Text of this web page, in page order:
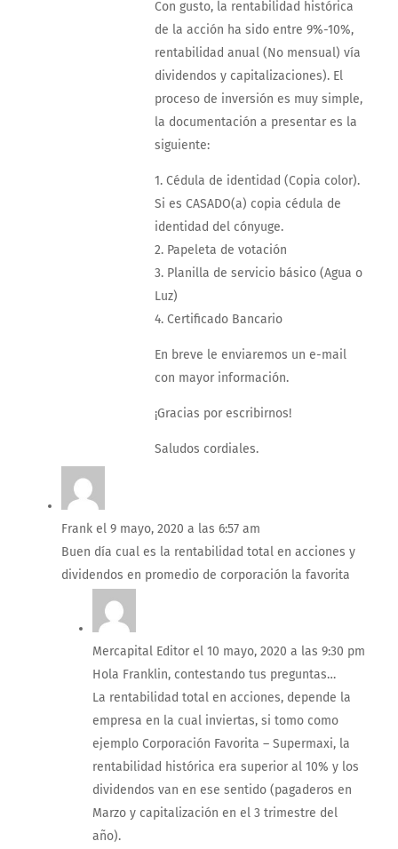
Con gusto, la rentabilidad histórica
de la acción ha sido entre 9%-10%,
rentabilidad anual (No mensual) vía
dividendos y capitalizaciones). El
proceso de inversión es muy simple,
la documentación a presentar es la
siguiente:
1. Cédula de identidad (Copia color).
Si es CASADO(a) copia cédula de
identidad del cónyuge.
2. Papeleta de votación
3. Planilla de servicio básico (Agua o
Luz)
4. Certificado Bancario
En breve le enviaremos un e-mail
con mayor información.
¡Gracias por escribirnos!
Saludos cordiales.
Frank el 9 mayo, 2020 a las 6:57 am
Buen día cual es la rentabilidad total en acciones y
dividendos en promedio de corporación la favorita
Mercapital Editor el 10 mayo, 2020 a las 9:30 pm
Hola Franklin, contestando tus preguntas…
La rentabilidad total en acciones, depende la
empresa en la cual inviertas, si tomo como
ejemplo Corporación Favorita – Supermaxi, la
rentabilidad histórica era superior al 10% y los
dividendos van en ese sentido (pagaderos en
Marzo y capitalización en el 3 trimestre del
año).